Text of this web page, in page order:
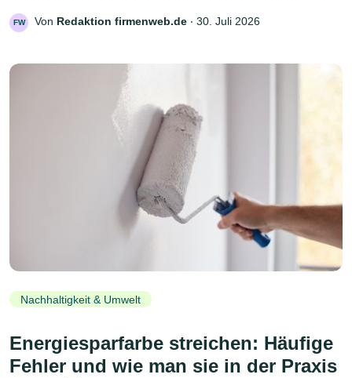
FW Von Redaktion firmenweb.de ‧ 30. Juli 2026
Nachhaltigkeit & Umwelt
Energiesparfarbe streichen: Häufige
Fehler und wie man sie in der Praxis